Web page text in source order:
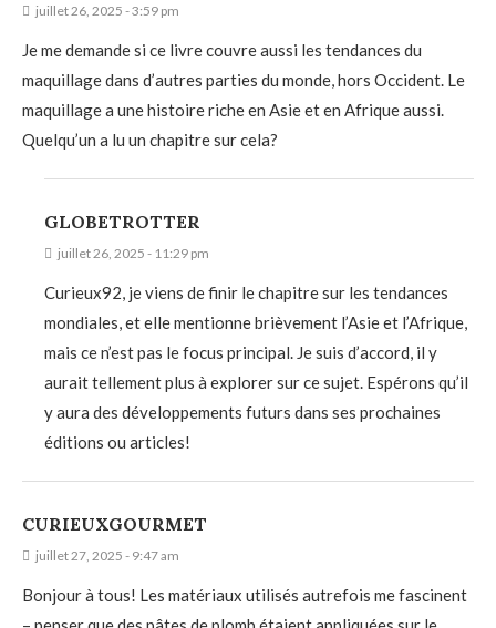
juillet 26, 2025 - 3:59 pm
Je me demande si ce livre couvre aussi les tendances du
maquillage dans d’autres parties du monde, hors Occident. Le
maquillage a une histoire riche en Asie et en Afrique aussi.
Quelqu’un a lu un chapitre sur cela?
GLOBETROTTER
juillet 26, 2025 - 11:29 pm
Curieux92, je viens de finir le chapitre sur les tendances
mondiales, et elle mentionne brièvement l’Asie et l’Afrique,
mais ce n’est pas le focus principal. Je suis d’accord, il y
aurait tellement plus à explorer sur ce sujet. Espérons qu’il
y aura des développements futurs dans ses prochaines
éditions ou articles!
CURIEUXGOURMET
juillet 27, 2025 - 9:47 am
Bonjour à tous! Les matériaux utilisés autrefois me fascinent